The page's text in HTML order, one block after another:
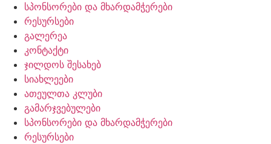
სპონსორები და მხარდამჭერები
რესურსები
გალერეა
კონტაქტი
ჯილდოს შესახებ
სიახლეები
ათეულთა კლუბი
გამარჯვებულები
სპონსორები და მხარდამჭერები
რესურსები